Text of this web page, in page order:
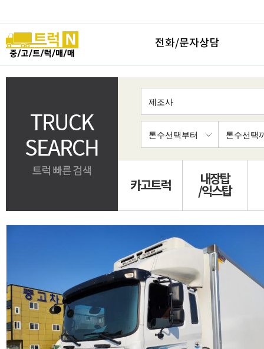
전화/문자상담
카고트럭
내장탑
/익스탑